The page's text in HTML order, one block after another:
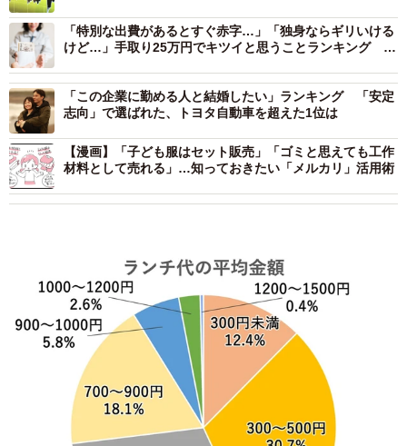
「特別な出費があるとすぐ赤字…」「独身ならギリいける
けど…」手取り25万円でキツイと思うことランキング 1
「この企業に勤める人と結婚したい」ランキング 「安定
志向」で選ばれた、トヨタ自動車を超えた1位は
【漫画】「子ども服はセット販売」「ゴミと思えても工作
材料として売れる」…知っておきたい「メルカリ」活用術